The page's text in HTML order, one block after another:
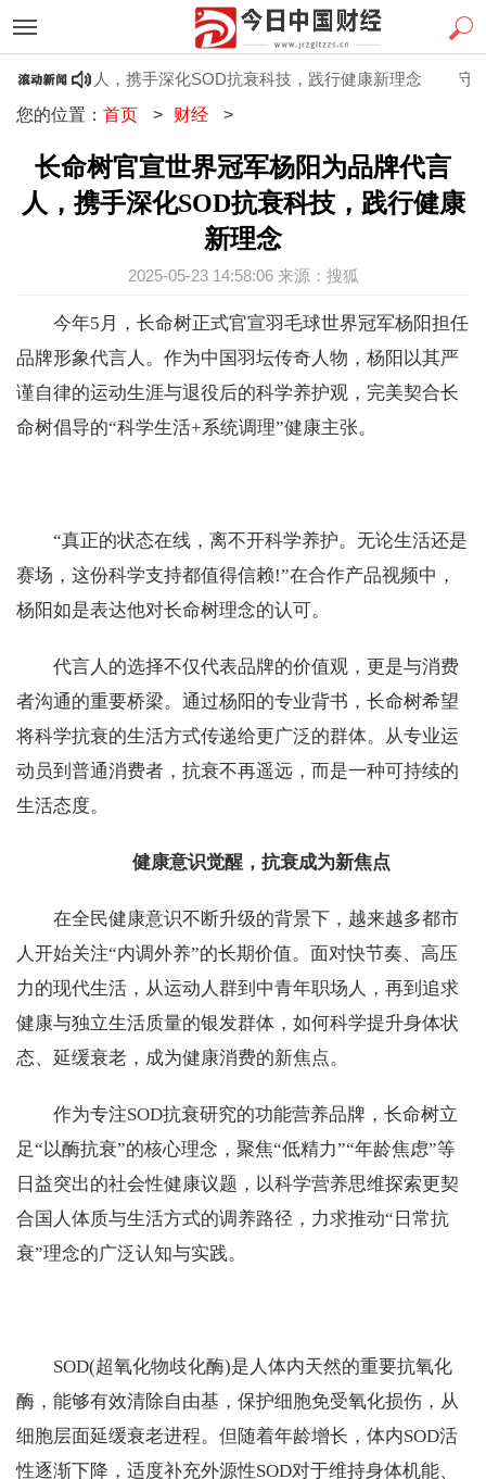
牌代言人，携手深化SOD抗衰科技，践行健康新理念
守护
您的位置： 首页 > 财经 >
长命树官宣世界冠军杨阳为品牌代言
人，携手深化SOD抗衰科技，践行健康
新理念
2025-05-23 14:58:06 来源：搜狐
今年5月，长命树正式官宣羽毛球世界冠军杨阳担任
品牌形象代言人。作为中国羽坛传奇人物，杨阳以其严
谨自律的运动生涯与退役后的科学养护观，完美契合长
命树倡导的“科学生活+系统调理”健康主张。
“真正的状态在线，离不开科学养护。无论生活还是
赛场，这份科学支持都值得信赖!”在合作产品视频中，
杨阳如是表达他对长命树理念的认可。
代言人的选择不仅代表品牌的价值观，更是与消费
者沟通的重要桥梁。通过杨阳的专业背书，长命树希望
将科学抗衰的生活方式传递给更广泛的群体。从专业运
动员到普通消费者，抗衰不再遥远，而是一种可持续的
生活态度。
健康意识觉醒，抗衰成为新焦点
在全民健康意识不断升级的背景下，越来越多都市
人开始关注“内调外养”的长期价值。面对快节奏、高压
力的现代生活，从运动人群到中青年职场人，再到追求
健康与独立生活质量的银发群体，如何科学提升身体状
态、延缓衰老，成为健康消费的新焦点。
作为专注SOD抗衰研究的功能营养品牌，长命树立
足“以酶抗衰”的核心理念，聚焦“低精力”“年龄焦虑”等
日益突出的社会性健康议题，以科学营养思维探索更契
合国人体质与生活方式的调养路径，力求推动“日常抗
衰”理念的广泛认知与实践。
SOD(超氧化物歧化酶)是人体内天然的重要抗氧化
酶，能够有效清除自由基，保护细胞免受氧化损伤，从
细胞层面延缓衰老进程。但随着年龄增长，体内SOD活
性逐渐下降，适度补充外源性SOD对于维持身体机能、